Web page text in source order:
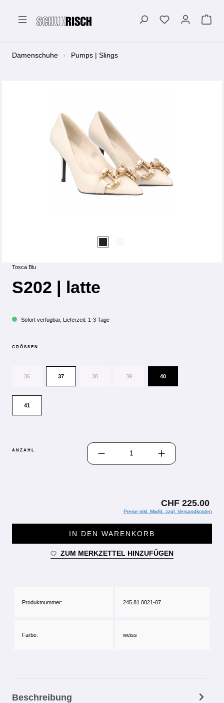
Damenschuhe Pumps | Slings
Tosca Blu
S202 | latte
Sofort verfügbar, Lieferzeit: 1-3 Tage
GRÖSSEN
36 37 38 39 40
41
ANZAHL
PRODUKT ANZAHL: GIB DEN
CHF 225.00
Preise inkl. MwSt. zzgl. Versandkosten
IN DEN WARENKORB
ZUM MERKZETTEL HINZUFÜGEN
Produktnummer: 245.81.0021-07
Farbe: weiss
Beschreibung